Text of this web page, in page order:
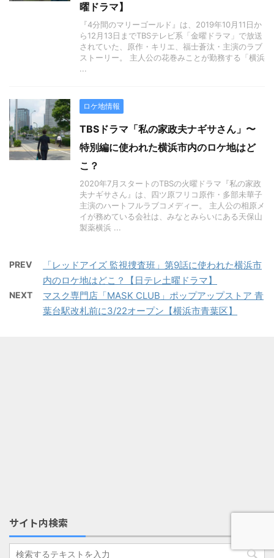
曜ドラマ】
『4分間のマリーゴールド』は、2019年10月11日か
ら12月13日までTBSテレビ系「金曜ドラマ」で放送
されていた、原作・キリエ、福士蒼汰・主演のラブ
ストーリー。 主人公の花巻みことが勤務する「横浜
...
ロケ地情報
TBSドラマ「私の家政夫ナギサさん」〜
特別編に使われた横浜市内のロケ地はど
こ？
2020年7月スタートのTBSの火曜ドラマ『私の家政
夫ナギサさん』は、四ツ原フリコ原作・多部未華子
主演のハートフルラブコメディー。 主人公の相原メ
イが務めている会社は、みなとみらいにある天保山
製薬横浜 ...
PREV
「レッドアイズ 監視捜査班」第9話に使われた横浜市
内のロケ地はどこ？【日テレ土曜ドラマ】
NEXT
マスク専門店「MASK CLUB」ポップアップストア 青
葉台駅改札前に3/22オープン【横浜市青葉区】
サイト内検索